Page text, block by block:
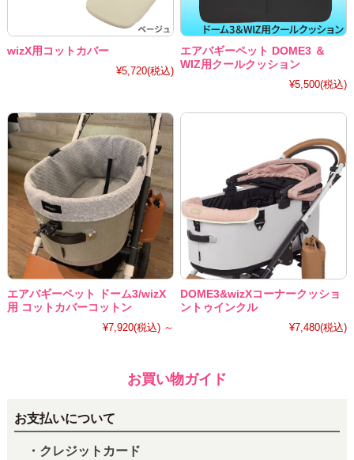
wizX用コットカバー
¥5,720(税込)
エアバギーペット DOME3 ＆
WIZ用クールクッション
¥5,500(税込)
エアバギーペット ドーム3/wizX
用 コットカバーコットン
¥7,920(税込) ～
DOME3&wizXコーナークッショ
ントゥインクル
¥7,480(税込)
お買い物ガイド
お支払いについて
・クレジットカード